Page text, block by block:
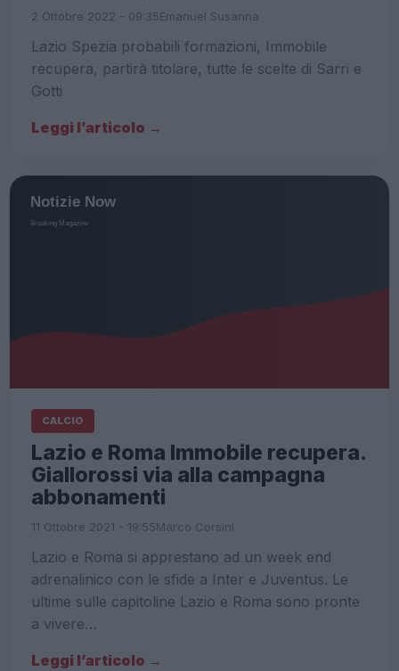
2 Ottobre 2022 - 09:35Emanuel Susanna
Lazio Spezia probabili formazioni, Immobile
recupera, partirà titolare, tutte le scelte di Sarri e
Gotti
Leggi l’articolo →
CALCIO
Lazio e Roma Immobile recupera.
Giallorossi via alla campagna
abbonamenti
11 Ottobre 2021 - 19:55Marco Corsini
Lazio e Roma si apprestano ad un week end
adrenalinico con le sfide a Inter e Juventus. Le
ultime sulle capitoline Lazio e Roma sono pronte
a vivere…
Leggi l’articolo →